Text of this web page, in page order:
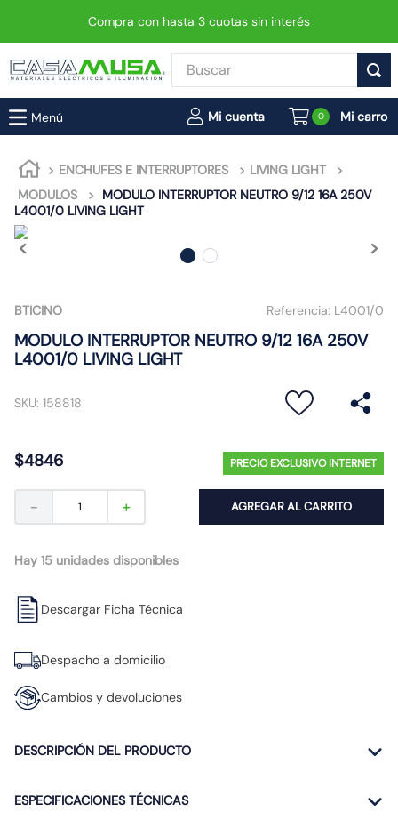
Compra con hasta 3 cuotas sin interés
Buscar
0
ENCHUFES E INTERRUPTORES
LIVING LIGHT
MODULOS
MODULO INTERRUPTOR NEUTRO 9/12 16A 250V
L4001/0 LIVING LIGHT
BTICINO Referencia: L4001/0
MODULO INTERRUPTOR NEUTRO 9/12 16A 250V
L4001/0 LIVING LIGHT
SKU: 158818
$4846 PRECIO EXCLUSIVO INTERNET
＋
－ AGREGAR AL CARRITO
Hay 15 unidades disponibles
Descargar Ficha Técnica
Despacho a domicilio
Cambios y devoluciones
DESCRIPCIÓN DEL PRODUCTO
ESPECIFICACIONES TÉCNICAS
TÉRMINOS MÁS BUSCADOS
1.
enchufe
2.
interruptor
3.
foco
5.
foco led
8.
ampolleta
proyector led